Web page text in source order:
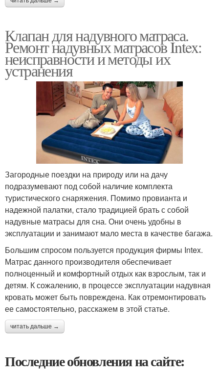
Клапан для надувного матраса.
Ремонт надувных матрасов Intex:
неисправности и методы их
устранения
Загородные поездки на природу или на дачу
подразумевают под собой наличие комплекта
туристического снаряжения. Помимо провианта и
надежной палатки, стало традицией брать с собой
надувные матрасы для сна. Они очень удобны в
эксплуатации и занимают мало места в качестве багажа.
Большим спросом пользуется продукция фирмы Intex.
Матрас данного производителя обеспечивает
полноценный и комфортный отдых как взрослым, так и
детям. К сожалению, в процессе эксплуатации надувная
кровать может быть повреждена. Как отремонтировать
ее самостоятельно, расскажем в этой статье.
читать дальше →
Последние обновления на сайте: